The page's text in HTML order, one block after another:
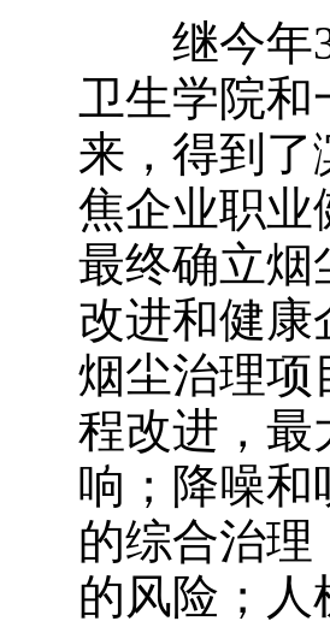
继今年3
卫生学院
来，得到了
焦企业职业
最终确立烟
改进和健康
烟尘治理项
程改进，最
响；降噪和
的综合治
的风险；